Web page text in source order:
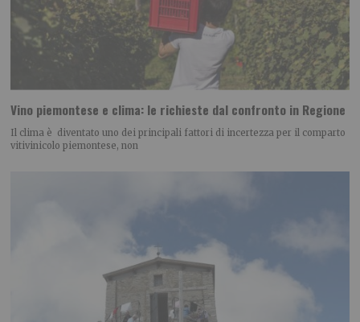
Vino piemontese e clima: le richieste dal confronto in Regione
Il clima è diventato uno dei principali fattori di incertezza per il comparto
vitivinicolo piemontese, non